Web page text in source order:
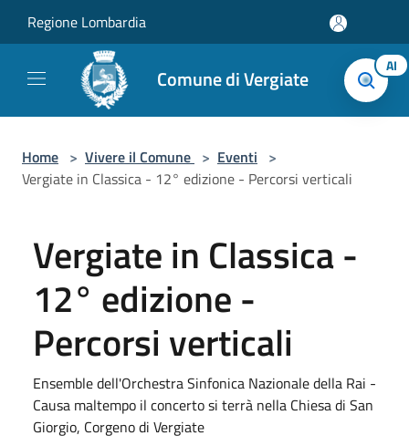
Regione Lombardia
Comune di Vergiate AI
Home > Vivere il Comune > Eventi >
Vergiate in Classica - 12° edizione - Percorsi verticali
Vergiate in Classica -
12° edizione -
Percorsi verticali
Ensemble dell'Orchestra Sinfonica Nazionale della Rai -
Causa maltempo il concerto si terrà nella Chiesa di San
Giorgio, Corgeno di Vergiate